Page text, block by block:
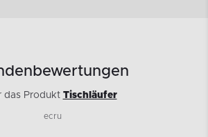
das Produkt Tischläufer
ecru